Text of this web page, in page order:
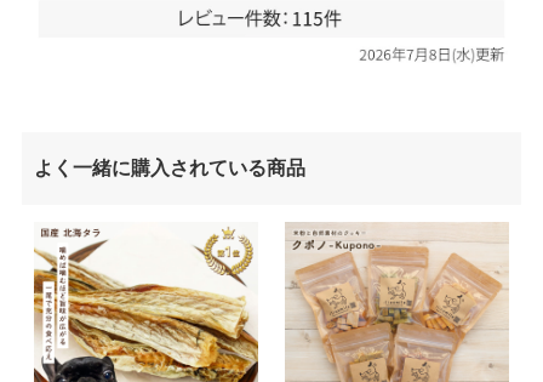
よく一緒に購入されている商品